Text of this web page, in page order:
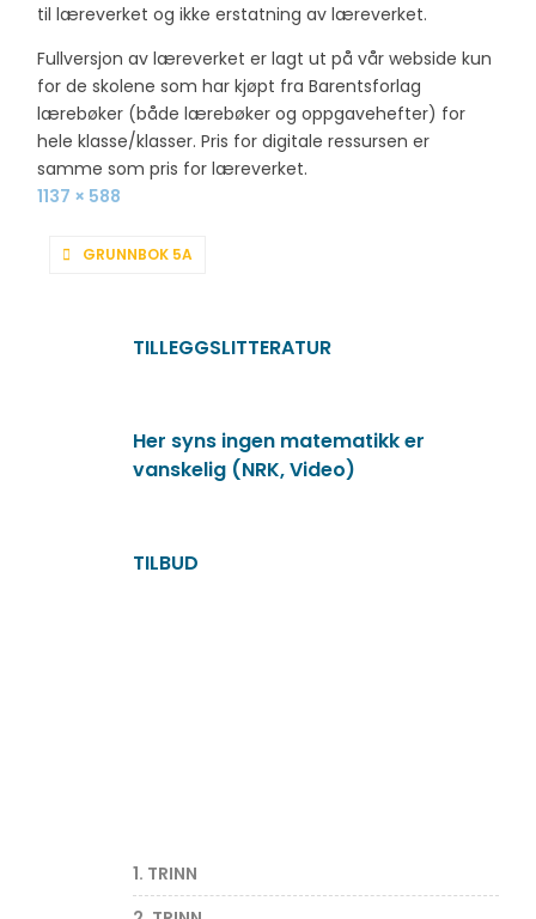
til læreverket og ikke erstatning av læreverket.
Fullversjon av læreverket er lagt ut på vår webside kun
for de skolene som har kjøpt fra Barentsforlag
lærebøker (både lærebøker og oppgavehefter) for
hele klasse/klasser. Pris for digitale ressursen er
samme som pris for læreverket.
Full
1137 × 588
INNLEGGSNAVIGASJON
GRUNNBOK 5A
TILLEGGSLITTERATUR
Her syns ingen matematikk er
vanskelig (NRK, Video)
TILBUD
1. TRINN